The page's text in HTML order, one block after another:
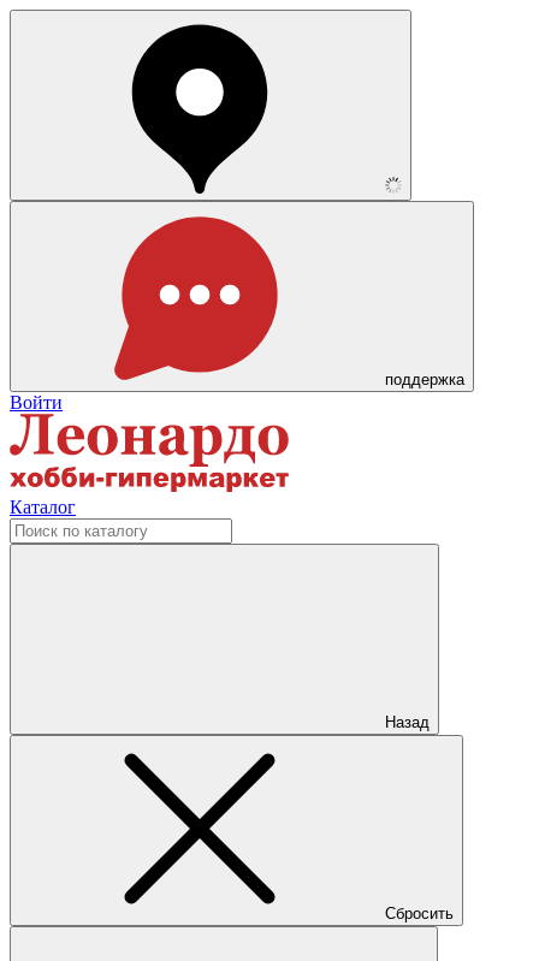
поддержка
Войти
Каталог
Назад
Сбросить